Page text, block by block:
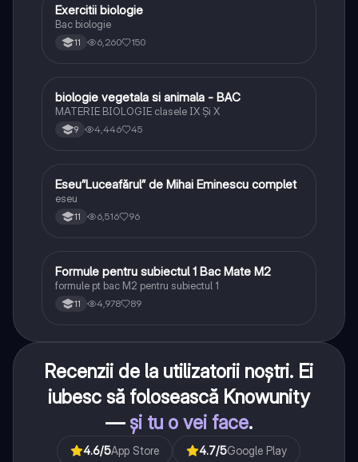
Biologie
Exercitii biologie
Bac biologie
11 6,260 150
Biologie
biologie vegetala si animala - BAC
MATERIE BIOLOGIE clasele IX Şi X
9 4,446 45
Limba și literatura română
Eseu”Luceafărul” de Mihai Eminescu complet
eseu
11 6,516 96
Matematică
Formule pentru subiectul 1 Bac Mate M2
formule pt bac M2 pentru subiectul 1
11 4,978 89
Recenzii de la utilizatorii noștri. Ei
iubesc să folosească Knowunity
— și tu o vei face.
4.6/5App Store 4.7/5Google Play